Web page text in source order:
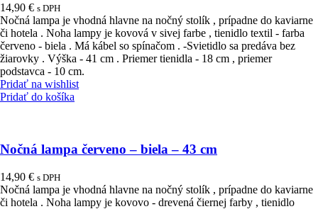
14,90 € s DPH
Nočná lampa je vhodná hlavne na nočný stolík , prípadne do kaviarne
či hotela . Noha lampy je kovová v sivej farbe , tienidlo textil - farba
červeno - biela . Má kábel so spínačom . -Svietidlo sa predáva bez
žiarovky . Výška - 41 cm . Priemer tienidla - 18 cm , priemer
podstavca - 10 cm.
Pridať na wishlist
Pridať do košíka
Nočná lampa červeno – biela – 43 cm
14,90 € s DPH
Nočná lampa je vhodná hlavne na nočný stolík , prípadne do kaviarne
či hotela . Noha lampy je kovovo - drevená čiernej farby , tienidlo